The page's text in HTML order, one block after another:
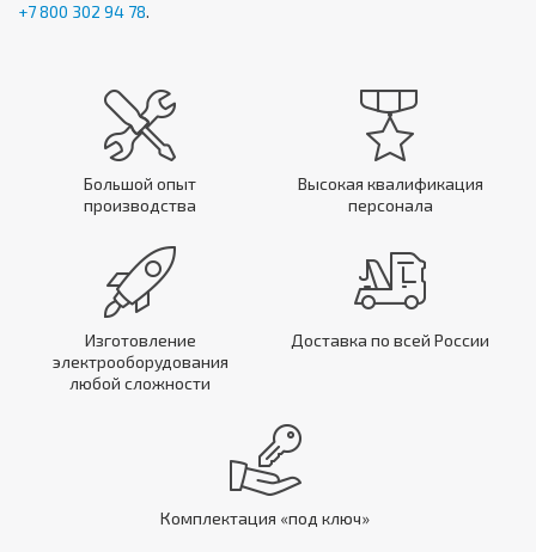
+7 800 302 94 78.
Большой опыт
производства
Высокая квалификация
персонала
Изготовление
электрооборудования
любой сложности
Доставка по всей России
Комплектация «под ключ»